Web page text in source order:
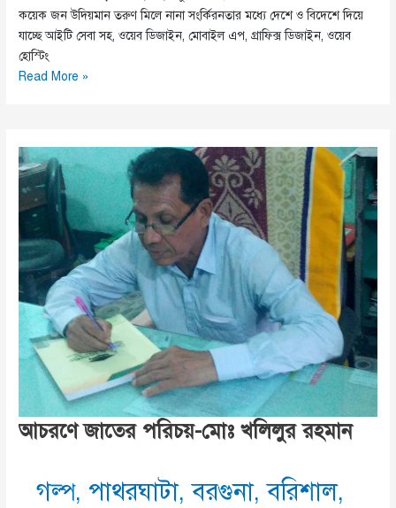
কয়েক জন উদিয়মান তরুণ মিলে নানা সংর্কিরনতার মধ্যে দেশে ও বিদেশে দিয়ে
যাচ্ছে আইটি সেবা সহ, ওয়েব ডিজাইন, মোবাইল এপ, গ্রাফিক্স ডিজাইন, ওয়েব
হোস্টিং
গ্রিনওয়ে
এক
বছর
পূর্তি।
Read More »
আচরণে জাতের পরিচয়-মোঃ খলিলুর রহমান
গল্প, পাথরঘাটা,বরগুনা,বরিশাল,